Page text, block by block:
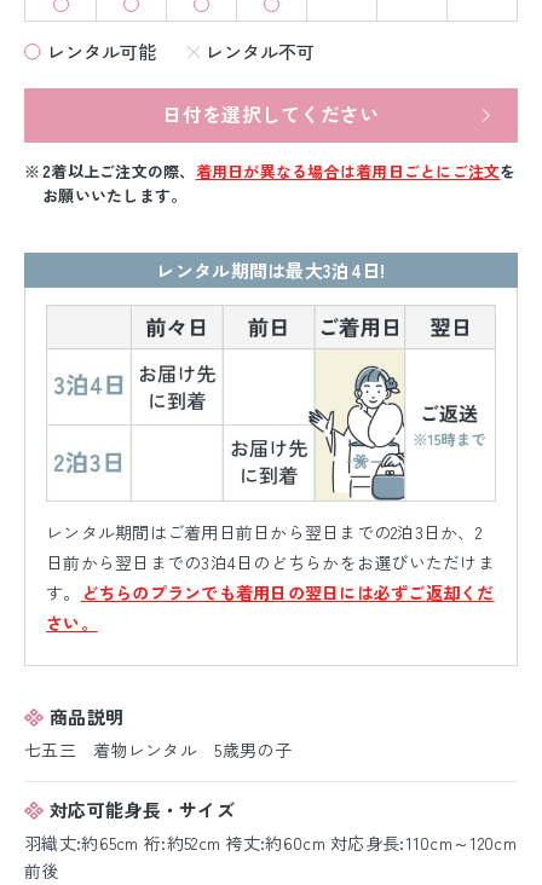
レンタル可能 レンタル不可
日付を選択してください
2着以上ご注文の際、 着用日が異なる場合は着用日ごとにご注文を
お願いいたします。
レンタル期間は最大3泊4日!
レンタル期間はご着用日前日から翌日までの2泊3日か、2
日前から翌日までの3泊4日のどちらかをお選びいただけま
す。
どちらのプランでも着用日の翌日には必ずご返却くだ
さい。
商品説明
七五三 着物レンタル 5歳男の子
対応可能身長・サイズ
羽織丈:約65cm 裄:約52cm 袴丈:約60cm 対応身長:110cm～120cm
前後